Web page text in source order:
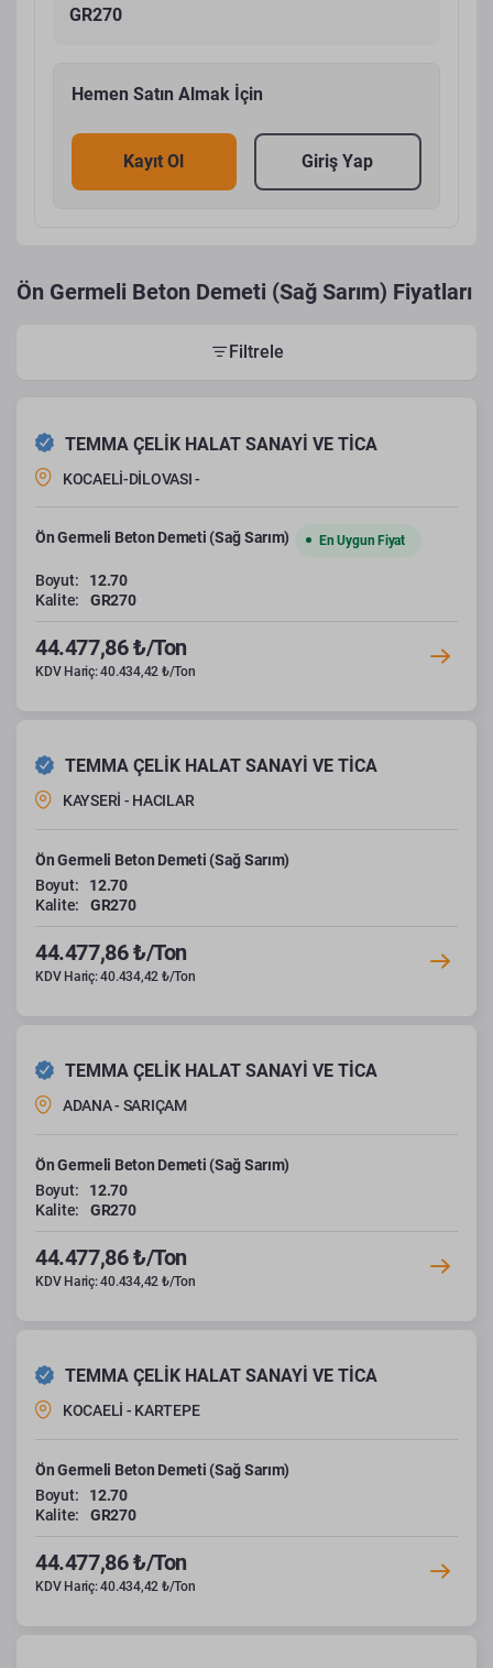
GR270
Hemen Satın Almak İçin
Kayıt Ol Giriş Yap
Ön Germeli Beton Demeti (Sağ Sarım) Fiyatları
Filtrele
TEMMA ÇELİK HALAT SANAYİ VE TİCA
KOCAELİ-DİLOVASI -
Ön Germeli Beton Demeti (Sağ Sarım) En Uygun Fiyat
Boyut:
12.70
Kalite:
GR270
44.477,86 ₺/Ton
KDV Hariç: 40.434,42 ₺/Ton
TEMMA ÇELİK HALAT SANAYİ VE TİCA
KAYSERİ - HACILAR
Ön Germeli Beton Demeti (Sağ Sarım)
Boyut:
12.70
Kalite:
GR270
44.477,86 ₺/Ton
KDV Hariç: 40.434,42 ₺/Ton
TEMMA ÇELİK HALAT SANAYİ VE TİCA
ADANA - SARIÇAM
Ön Germeli Beton Demeti (Sağ Sarım)
Boyut:
12.70
Kalite:
GR270
44.477,86 ₺/Ton
KDV Hariç: 40.434,42 ₺/Ton
TEMMA ÇELİK HALAT SANAYİ VE TİCA
KOCAELİ - KARTEPE
Ön Germeli Beton Demeti (Sağ Sarım)
Boyut:
12.70
Kalite:
GR270
44.477,86 ₺/Ton
KDV Hariç: 40.434,42 ₺/Ton